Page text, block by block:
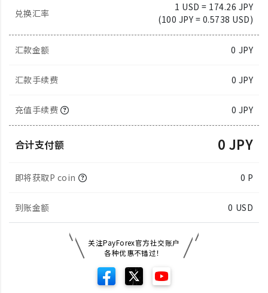
兑换汇率
1 USD = 174.26 JPY
(100 JPY = 0.5738 USD)
汇款金额 0 JPY
汇款手续费 0 JPY
充值手续费 0 JPY
合计支付额 0 JPY
即将获取P coin 0 P
到账金额 0 USD
关注PayForex官方社交账户
各种优惠不错过！